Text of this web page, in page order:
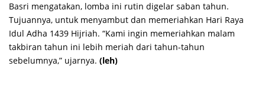
Basri mengatakan, lomba ini rutin digelar saban tahun.
Tujuannya, untuk menyambut dan memeriahkan Hari Raya
Idul Adha 1439 Hijriah. “Kami ingin memeriahkan malam
takbiran tahun ini lebih meriah dari tahun-tahun
sebelumnya,” ujarnya. (leh)